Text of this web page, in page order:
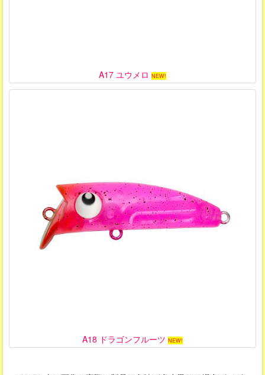
A17 ユウメロ NEW!
A18 ドラゴンフルーツ NEW!